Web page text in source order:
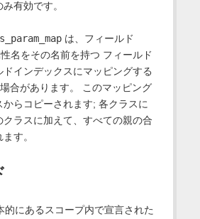
有効です。
は、フィールド
名をその名前を持つ フィールド
ドインデックスにマッピングする
合があります。 このマッピング
からコピーされます; 各クラスに
クラスに加えて、すべての親の合
す。
的にあるスコープ内で宣言された